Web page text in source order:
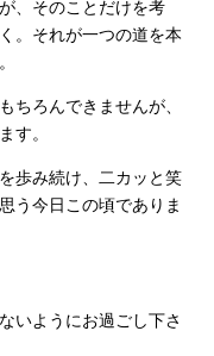
、そのことだけを考
。それが一つの道を本
ちろんできませんが、
す。
歩み続け、二カッと笑
う今日この頃でありま
いようにお過ごし下さ